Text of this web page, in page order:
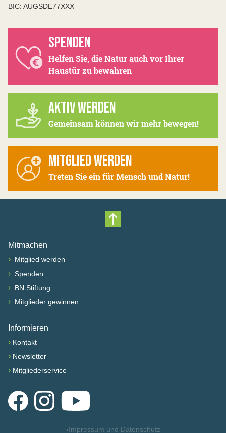
BIC: AUGSDE77XXX
SPENDEN
Helfen Sie, die Natur auch vor Ihrer
Haustür zu bewahren
AKTIV WERDEN
Gemeinsam können wir mehr bewegen!
MITGLIED WERDEN
Treten Sie ein für Mensch und Natur!
Nach oben scrollen
Mitmachen
› Mitglied werden
› Spenden
› BN Stiftung
› Mitglieder gewinnen
Informieren
› Kontakt
› Newsletter
› Mitgliederservice
FacebookInstagramYouTube
›Impressum und Datenschutz